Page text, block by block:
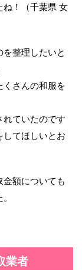
ね！（千葉県 女
整理したいと
さんの和服を
ていたのです
してほしいとお
額についても
業者